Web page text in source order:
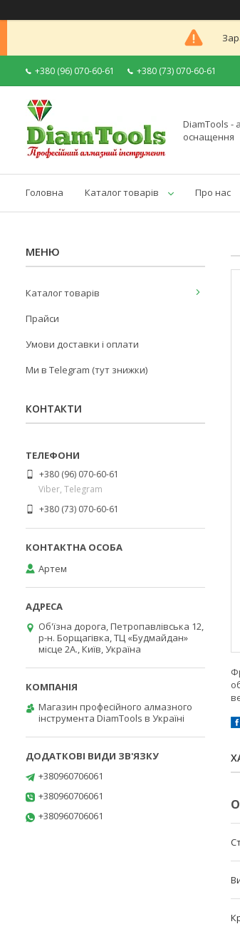
+380 (96) 070-60-61 +380 (73) 070-60-61
DiamTools -
оснащення
Головна Каталог товарів Про нас
Каталог товарів
Прайси
Умови доставки і оплати
Ми в Telegram (тут знижки)
КОНТАКТИ
+380 (96) 070-60-61
Viber, Telegram
+380 (73) 070-60-61
Артем
Об'їзна дорога, Петропавлівська 12,
р-н. Борщагівка, ТЦ «Будмайдан»
місце 2А., Київ, Україна
Магазин професійного алмазного
інструмента DiamTools в Україні
+380960706061
+380960706061
+380960706061